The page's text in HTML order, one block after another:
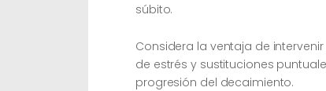
súbito.
Considera la ventaja de
de estrés y sustituciones
progresión del decaimiento.